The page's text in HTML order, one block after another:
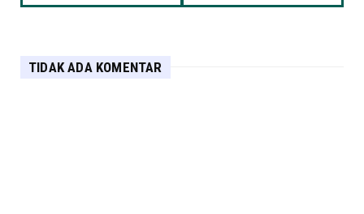
TIDAK ADA KOMENTAR